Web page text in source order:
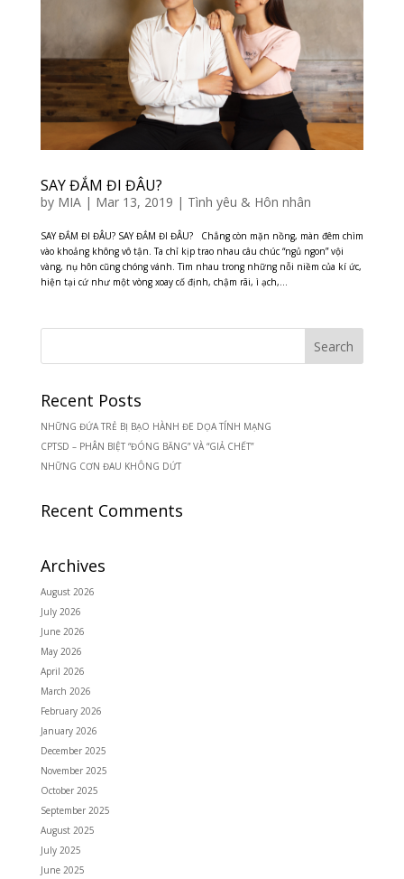
SAY ĐẮM ĐI ĐÂU?
by MIA| Mar 13, 2019 | Tình yêu & Hôn nhân
SAY ĐẮM ĐI ĐÂU? SAY ĐẮM ĐI ĐÂU? Chẳng còn mặn nồng, màn đêm chìm
vào khoảng không vô tận. Ta chỉ kịp trao nhau câu chúc “ngủ ngon” vội
vàng, nụ hôn cũng chóng vánh. Tìm nhau trong những nỗi niềm của kí ức,
hiện tại cứ như một vòng xoay cố định, chậm rãi, ì ạch,...
Recent Posts
NHỮNG ĐỨA TRẺ BỊ BẠO HÀNH ĐE DỌA TÍNH MẠNG
CPTSD – PHÂN BIỆT “ĐÓNG BĂNG” VÀ “GIẢ CHẾT”
NHỮNG CƠN ĐAU KHÔNG DỨT
Recent Comments
Archives
August 2026
July 2026
June 2026
May 2026
April 2026
March 2026
February 2026
January 2026
December 2025
November 2025
October 2025
September 2025
August 2025
July 2025
June 2025